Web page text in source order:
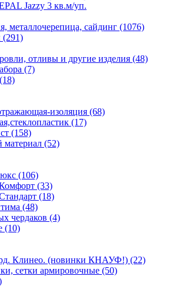
Jazzy 3 кв.м/уп.
металлочерепица, сайдинг (1076)
(291)
отливы и другие изделия (48)
(7)
изоляция (68)
(17)
(158)
(52)
(106)
(33)
(18)
(48)
чердаков (4)
(10)
Клинео. (новинки КНАУФ!) (22)
сетки армировочные (50)